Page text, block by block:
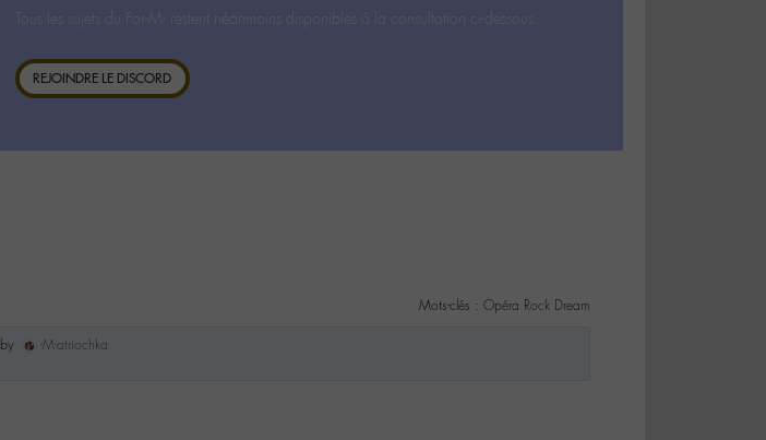
Tous les sujets du For-M- restent néanmoins disponibles à la consultation ci-dessous.
REJOINDRE LE DISCORD
Mots-clés : Opéra Rock Dream
by
-M-atriochka